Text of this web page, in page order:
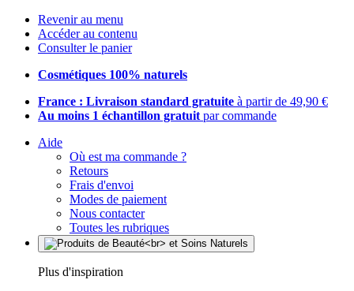
Revenir au menu
Accéder au contenu
Consulter le panier
Cosmétiques 100% naturels
France : Livraison standard gratuite à partir de 49,90 €
Au moins 1 échantillon gratuit par commande
Aide
Où est ma commande ?
Retours
Frais d'envoi
Modes de paiement
Nous contacter
Toutes les rubriques
Plus d'inspiration